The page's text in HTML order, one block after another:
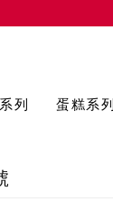
列 蛋糕系列